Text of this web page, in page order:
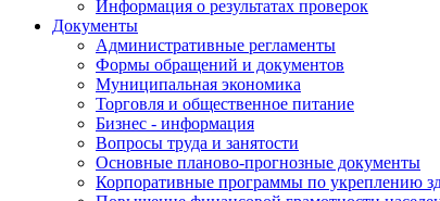
Информация о результатах проверок
Документы
Административные регламенты
Формы обращений и документов
Муниципальная экономика
Торговля и общественное питание
Бизнес - информация
Вопросы труда и занятости
Основные планово-прогнозные документы
Корпоративные программы по укреплению